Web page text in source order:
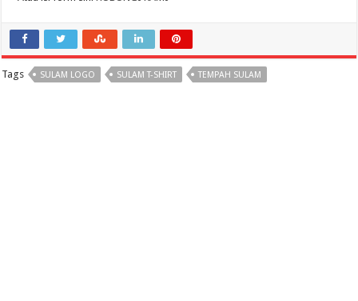
Tags SULAM LOGO SULAM T-SHIRT TEMPAH SULAM